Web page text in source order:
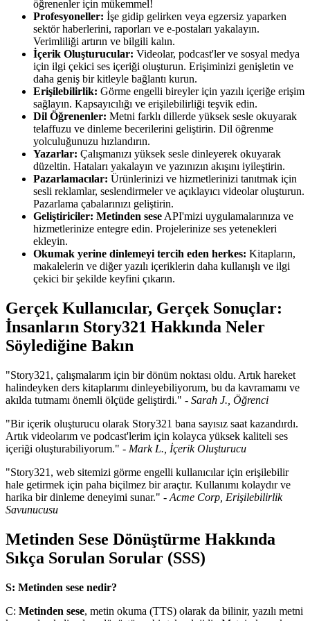
öğrenenler için mükemmel!
Profesyoneller: İşe gidip gelirken veya egzersiz yaparken
sektör haberlerini, raporları ve e-postaları yakalayın.
Verimliliği artırın ve bilgili kalın.
İçerik Oluşturucular: Videolar, podcast'ler ve sosyal medya
için ilgi çekici ses içeriği oluşturun. Erişiminizi genişletin ve
daha geniş bir kitleyle bağlantı kurun.
Erişilebilirlik: Görme engelli bireyler için yazılı içeriğe erişim
sağlayın. Kapsayıcılığı ve erişilebilirliği teşvik edin.
Dil Öğrenenler: Metni farklı dillerde yüksek sesle okuyarak
telaffuzu ve dinleme becerilerini geliştirin. Dil öğrenme
yolculuğunuzu hızlandırın.
Yazarlar: Çalışmanızı yüksek sesle dinleyerek okuyarak
düzeltin. Hataları yakalayın ve yazınızın akışını iyileştirin.
Pazarlamacılar: Ürünlerinizi ve hizmetlerinizi tanıtmak için
sesli reklamlar, seslendirmeler ve açıklayıcı videolar oluşturun.
Pazarlama çabalarınızı geliştirin.
Geliştiriciler: Metinden sese API'mizi uygulamalarınıza ve
hizmetlerinize entegre edin. Projelerinize ses yetenekleri
ekleyin.
Okumak yerine dinlemeyi tercih eden herkes: Kitapların,
makalelerin ve diğer yazılı içeriklerin daha kullanışlı ve ilgi
çekici bir şekilde keyfini çıkarın.
Gerçek Kullanıcılar, Gerçek Sonuçlar:
İnsanların Story321 Hakkında Neler
Söylediğine Bakın
"Story321, çalışmalarım için bir dönüm noktası oldu. Artık hareket
halindeyken ders kitaplarımı dinleyebiliyorum, bu da kavramamı ve
akılda tutmamı önemli ölçüde geliştirdi." - Sarah J., Öğrenci
"Bir içerik oluşturucu olarak Story321 bana sayısız saat kazandırdı.
Artık videolarım ve podcast'lerim için kolayca yüksek kaliteli ses
içeriği oluşturabiliyorum." - Mark L., İçerik Oluşturucu
"Story321, web sitemizi görme engelli kullanıcılar için erişilebilir
hale getirmek için paha biçilmez bir araçtır. Kullanımı kolaydır ve
harika bir dinleme deneyimi sunar." - Acme Corp, Erişilebilirlik
Savunucusu
Metinden Sese Dönüştürme Hakkında
Sıkça Sorulan Sorular (SSS)
S: Metinden sese nedir?
C: Metinden sese, metin okuma (TTS) olarak da bilinir, yazılı metni